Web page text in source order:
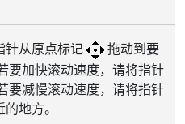
针从原点标记
拖动到要
要加快滚动速度，请将指针
要减慢滚动速度，请将指针
地方。